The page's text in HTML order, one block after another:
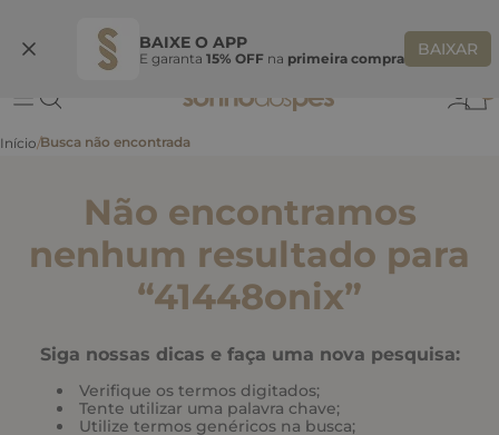
BAIXE O APP
E garanta 15% OFF na primeira compra BAIXAR
BEMVINDASONHO
Não encontramos
nenhum resultado para
“41448onix”
Siga nossas dicas e faça uma nova pesquisa:
Verifique os termos digitados;
Tente utilizar uma palavra chave;
Utilize termos genéricos na busca;